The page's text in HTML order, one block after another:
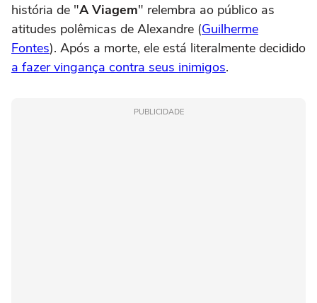
história de "A Viagem" relembra ao público as
atitudes polêmicas de Alexandre (Guilherme
Fontes). Após a morte, ele está literalmente decidido
a fazer vingança contra seus inimigos.
PUBLICIDADE